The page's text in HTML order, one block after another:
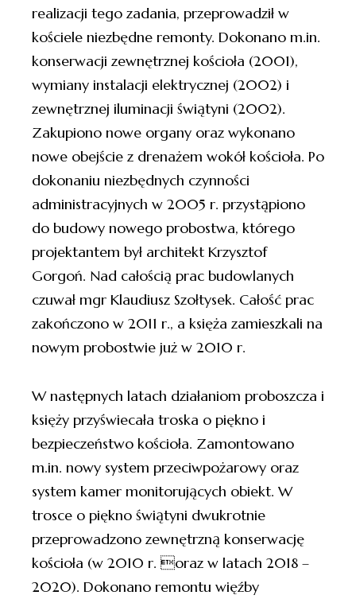
realizacji tego zadania, przeprowadził w
kościele niezbędne remonty. Dokonano m.in.
konserwacji zewnętrznej kościoła (2001),
wymiany instalacji elektrycznej (2002) i
zewnętrznej iluminacji świątyni (2002).
Zakupiono nowe organy oraz wykonano
nowe obejście z drenażem wokół kościoła. Po
dokonaniu niezbędnych czynności
administracyjnych w 2005 r. przystąpiono
do budowy nowego probostwa, którego
projektantem był architekt Krzysztof
Gorgoń. Nad całością prac budowlanych
czuwał mgr Klaudiusz Szołtysek. Całość prac
zakończono w 2011 r., a księża zamieszkali na
nowym probostwie już w 2010 r.
W następnych latach działaniom proboszcza i
księży przyświecała troska o piękno i
bezpieczeństwo kościoła. Zamontowano
m.in. nowy system przeciwpożarowy oraz
system kamer monitorujących obiekt. W
trosce o piękno świątyni dwukrotnie
przeprowadzono zewnętrzną konserwację
kościoła (w 2010 r. oraz w latach 2018 –
2020). Dokonano remontu więźby